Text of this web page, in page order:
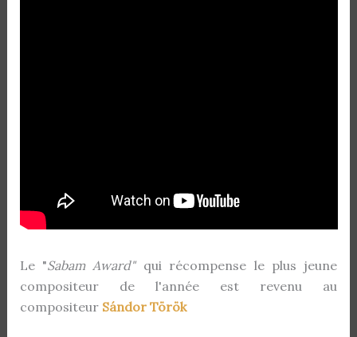
Le "Sabam Award" qui récompense le plus jeune
compositeur de l'année est revenu au
compositeur Sándor Török